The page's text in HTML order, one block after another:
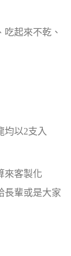
起來不乾、
均以2支入
來客製化
長輩或是大家